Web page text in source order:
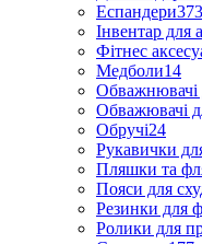
Еспандери373
Інвентар для
Фітнес
Медболи14
Обважнювачі
Обважювачі
Обручі24
Рукавички
Пляшки та
Пояси для
Резинки для
Ролики для